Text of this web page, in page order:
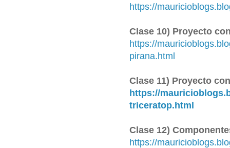
https://
Clase 10) Proyecto
https://
pirana.html
Clase 11) Proyecto
https://
triceratop.html
Clase 12)
https://